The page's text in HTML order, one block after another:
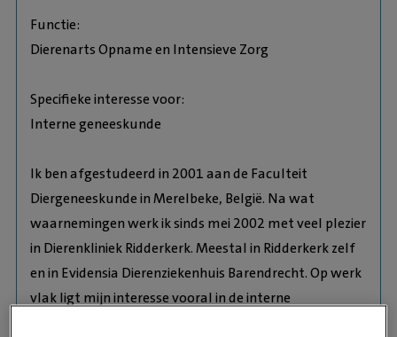
Functie:
Dierenarts Opname en Intensieve Zorg
Specifieke interesse voor:
Interne geneeskunde
Ik ben afgestudeerd in 2001 aan de Faculteit
Diergeneeskunde in Merelbeke, België. Na wat
waarnemingen werk ik sinds mei 2002 met veel plezier
in Dierenkliniek Ridderkerk. Meestal in Ridderkerk zelf
en in Evidensia Dierenziekenhuis Barendrecht. Op werk
vlak ligt mijn interesse vooral in de interne